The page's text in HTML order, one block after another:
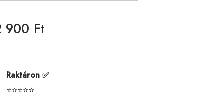
900 Ft
Raktáron ✅
⭐⭐⭐⭐⭐